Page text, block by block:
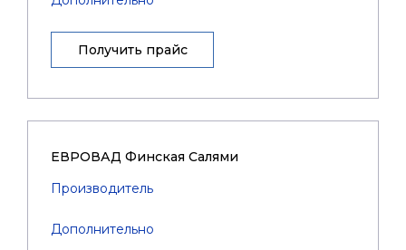
Получить прайс
ЕВРОВАД Финская Салями
Производитель
Дополнительно